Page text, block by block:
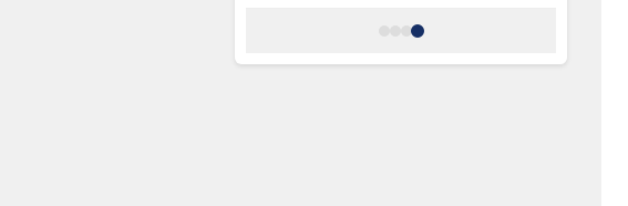
الهجرة غير النظامية عبر “فيسبوك”
9 أغسطس 2026 #حوادث